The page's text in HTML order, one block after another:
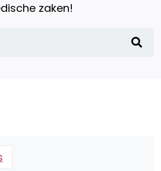
zaken!